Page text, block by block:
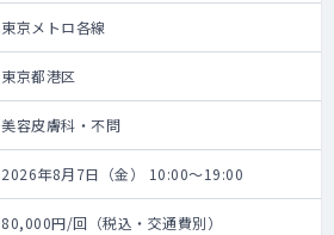
東京メトロ各線
東京都港区
美容皮膚科・不問
2026年8月7日（金） 10:00～19:00
80,000円/回（税込・交通費別）